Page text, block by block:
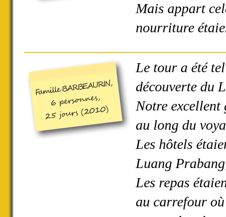
Mais appart
nourriture
Le tour a été
découverte du
Notre excellent
au long du
Les hôtels
Luang
Les repas
au carrefour